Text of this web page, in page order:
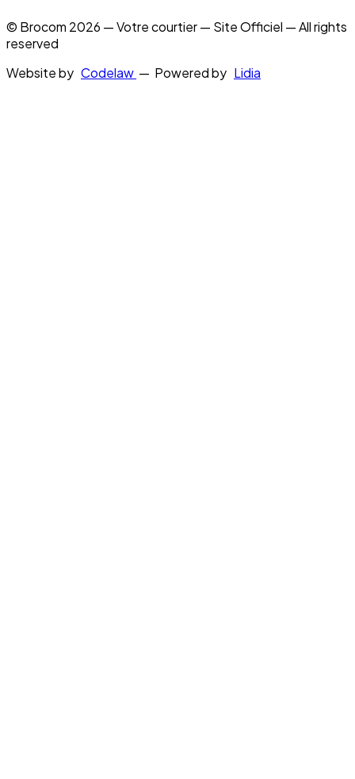
© Brocom 2026 — Votre courtier — Site Officiel — All rights
reserved
Website by Codelaw — Powered by Lidia